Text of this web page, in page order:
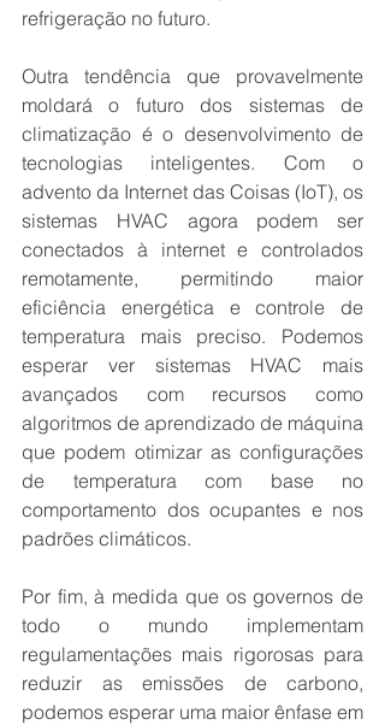
refrigeração no futuro.
Outra tendência que provavelmente
moldará o futuro dos sistemas de
climatização é o desenvolvimento de
tecnologias inteligentes. Com o
advento da Internet das Coisas (IoT), os
sistemas HVAC agora podem ser
conectados à internet e controlados
remotamente, permitindo maior
eficiência energética e controle de
temperatura mais preciso. Podemos
esperar ver sistemas HVAC mais
avançados com recursos como
algoritmos de aprendizado de máquina
que podem otimizar as configurações
de temperatura com base no
comportamento dos ocupantes e nos
padrões climáticos.
Por fim, à medida que os governos de
todo o mundo implementam
regulamentações mais rigorosas para
reduzir as emissões de carbono,
podemos esperar uma maior ênfase em